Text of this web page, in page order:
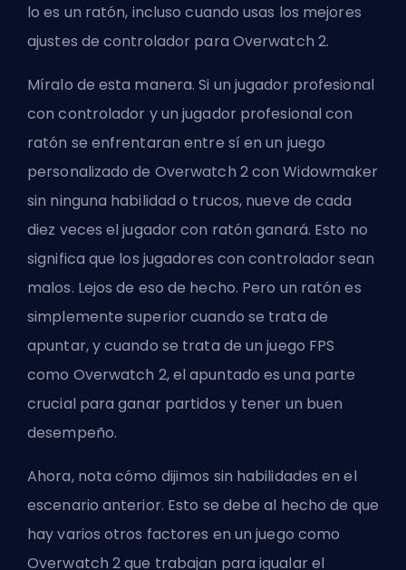
lo es un ratón, incluso cuando usas los mejores
ajustes de controlador para Overwatch 2.
Míralo de esta manera. Si un jugador profesional
con controlador y un jugador profesional con
ratón se enfrentaran entre sí en un juego
personalizado de Overwatch 2 con Widowmaker
sin ninguna habilidad o trucos, nueve de cada
diez veces el jugador con ratón ganará. Esto no
significa que los jugadores con controlador sean
malos. Lejos de eso de hecho. Pero un ratón es
simplemente superior cuando se trata de
apuntar, y cuando se trata de un juego FPS
como Overwatch 2, el apuntado es una parte
crucial para ganar partidos y tener un buen
desempeño.
Ahora, nota cómo dijimos sin habilidades en el
escenario anterior. Esto se debe al hecho de que
hay varios otros factores en un juego como
Overwatch 2 que trabajan para igualar el